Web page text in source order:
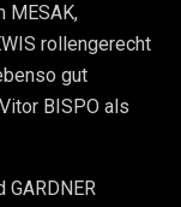
MESAK,
rollengerecht
gut
BISPO als